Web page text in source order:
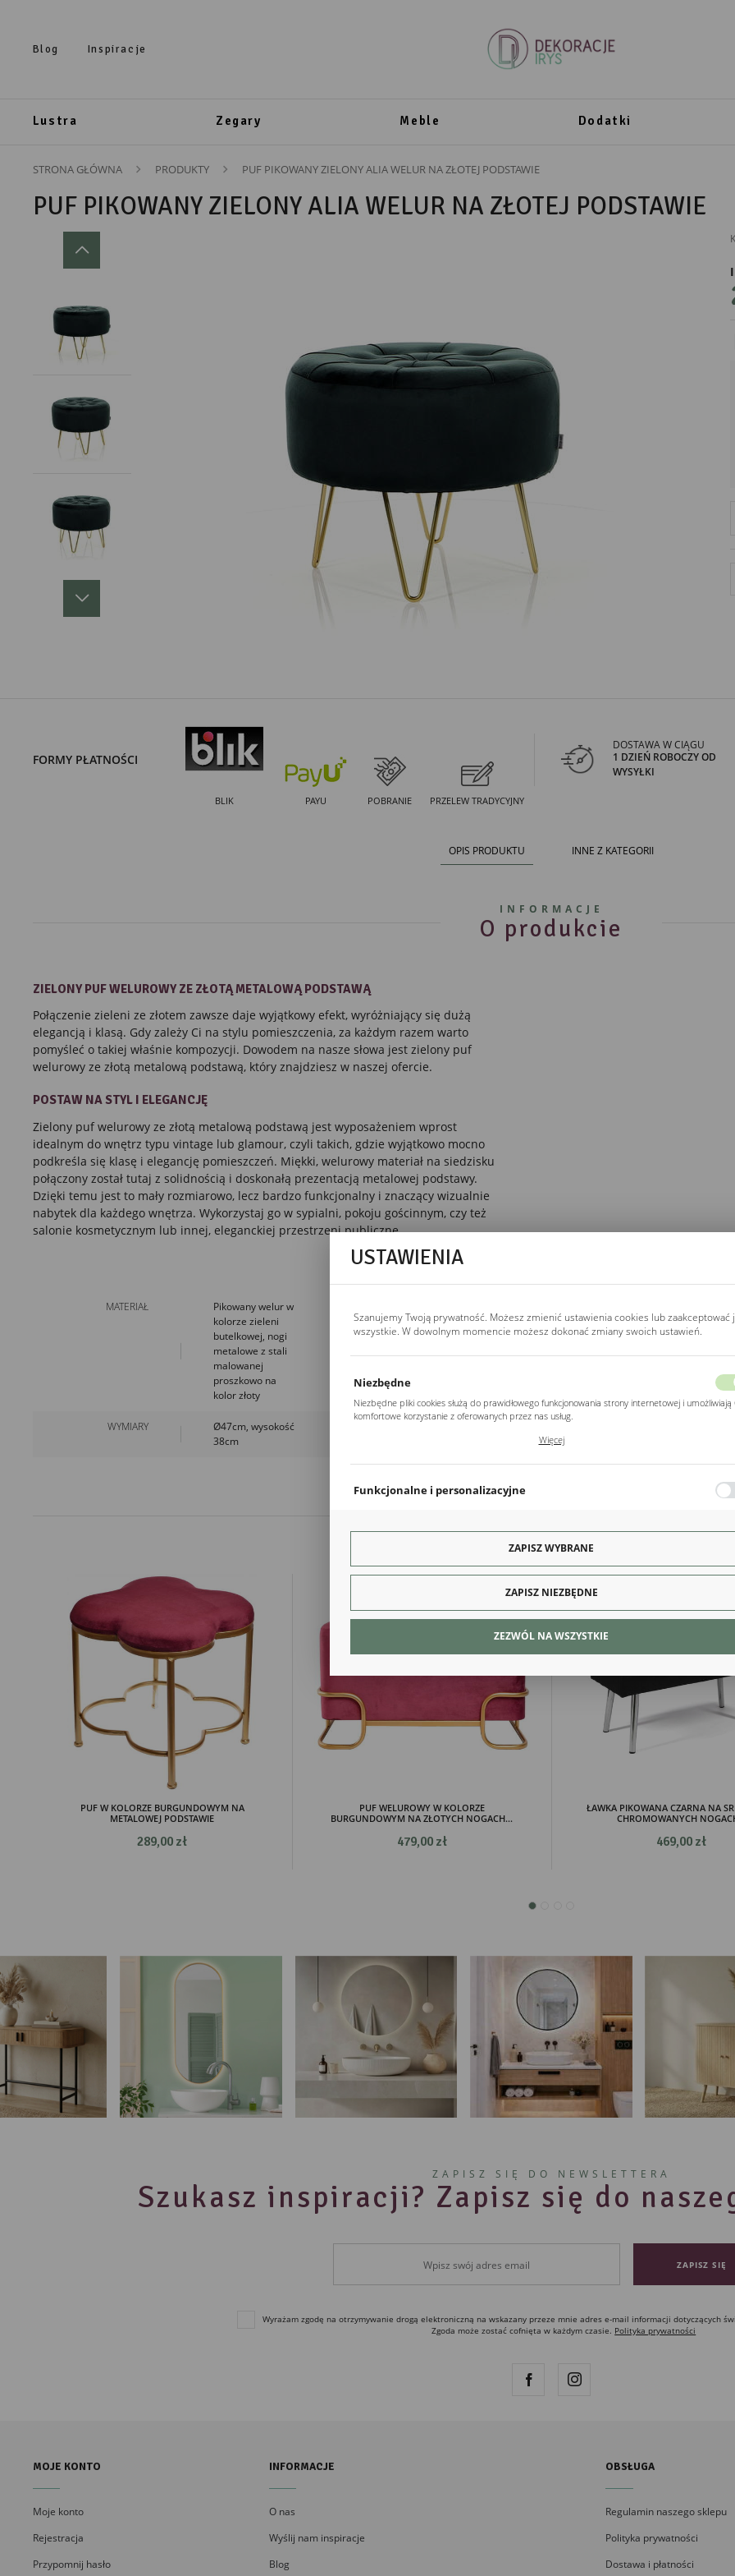
Blog Inspiracje
Lustra Zegary Meble Dodatki
STRONA GŁÓWNA PRODUKTY PUF PIKOWANY ZIELONY ALIA WELUR NA ZŁOTEJ PODSTAWIE
PUF PIKOWANY ZIELONY ALIA WELUR NA ZŁOTEJ PODSTAWIE
FORMY PŁATNOŚCI
BLIK PAYU POBRANIE PRZELEW TRADYCYJNY
DOSTAWA W CIĄGU
1 DZIEŃ ROBOCZY OD
WYSYŁKI
OPIS PRODUKTU INNE Z KATEGORII
INFORMACJE
O produkcie
ZIELONY PUFWELUROWY ZE ZŁOTĄMETALOWĄ PODSTAWĄ
Połączenie zieleni ze złotem zawsze daje wyjątkowy efekt, wyróżniający się dużą
elegancją i klasą. Gdy zależy Ci na stylu pomieszczenia, za każdym razem warto
pomyśleć o takiej właśnie kompozycji. Dowodem na nasze słowa jest zielony puf
welurowy ze złotą metalową podstawą, który znajdziesz w naszej ofercie.
POSTAW NA STYL I ELEGANCJĘ
Zielony puf welurowy ze złotą metalową podstawą jest wyposażeniem wprost
idealnym do wnętrz typu vintage lub glamour,czyli takich, gdzie wyjątkowo mocno
podkreśla się klasę i elegancję pomieszczeń. Miękki, welurowy materiał na siedzisku
połączony został tutaj z solidnością i doskonałą prezentacją metalowej podstawy.
Dzięki temu jest to mały rozmiarowo, lecz bardzo funkcjonalny i znaczący wizualnie
nabytek dla każdego wnętrza. Wykorzystaj go w sypialni, pokoju gościnnym, czy też
salonie kosmetycznym lub innej, eleganckiej przestrzeni publiczne.
MATERIAŁ
Pikowany welur w
kolorze zieleni
butelkowej, nogi
metalowe z stali
malowanej
proszkowo na
kolor złoty
WYMIARY
Ø47cm, wysokość
38cm
PUF W KOLORZE BURGUNDOWYM NA
METALOWEJ PODSTAWIE
289,00 zł
PUF WELUROWY W KOLORZE
BURGUNDOWYM NA ZŁOTYCH NOGACH...
479,00 zł
ŁAWKA PIKOWANA CZARNA NA
CHROMOWANYCH
469,00 zł
ZAPISZ SIĘ DO NEWSLETTERA
Szukasz inspiracji? Zapisz się do
Wyrażam zgodę na otrzymywanie drogą elektroniczną na wskazany przeze mnie adres e-mail informacji dotyczących
Zgoda może zostać cofnięta w każdym czasie. Polityka prywatności
MOJE KONTO
Moje konto
Rejestracja
Przypomnij hasło
INFORMACJE
O nas
Wyślij nam inspiracje
Blog
OBSŁUGA
Regulamin naszego sklepu
Polityka prywatności
Dostawa i płatności
USTAWIENIA
Szanujemy Twoją prywatność. Możesz zmienić ustawienia cookies lub zaakceptować
wszystkie. W dowolnym momencie możesz dokonać zmiany swoich ustawień.
Niezbędne
Niezbędne pliki cookies służą do prawidłowego funkcjonowania strony internetowej i umożliwiają
komfortowe korzystanie z oferowanych przez nas usług.
Twoich ustawień preferencji prywatności, logowania czy wypełniania formularzy. Dzięki plikom
Więcej
Funkcjonalne i personalizacyjne
strony poprzez dopasowanie jej do Twoich indywidualnych preferencji. Wyrażenie zgody na
funkcjonalne i personalizacyjne pliki cookies gwarantuje dostępność większej ilości funkcji na
Więcej
Analityczne pliki cookies pomagają nam rozwijać się i dostosowywać do Twoich potrzeb.
Cookies analityczne pozwalają na uzyskanie informacji w zakresie wykorzystywania witryny
użytkowników. Zgromadzone informacje są przetwarzane w formie zanonimizowanej. Wyrażenie
zgody na analityczne pliki cookies gwarantuje dostępność wszystkich funkcjonalności.
Więcej
Reklamowe
Dzięki reklamowym plikom cookies prezentujemy Ci najciekawsze informacje i aktualności na
stronach naszych partnerów.
Promocyjne pliki cookies służą do prezentowania Ci naszych komunikatów na podstawie analizy
Twoich upodobań oraz Twoich zwyczajów dotyczących przeglądanej witryny internetowej. Treści
ZAPISZ WYBRANE
ZAPISZ NIEZBĘDNE
ZEZWÓL NA WSZYSTKIE